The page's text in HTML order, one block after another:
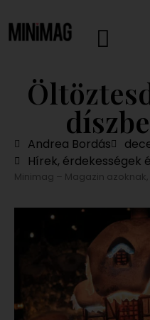
Andrea Bordás
Hírek, érdekességek
Minimag – Magazin